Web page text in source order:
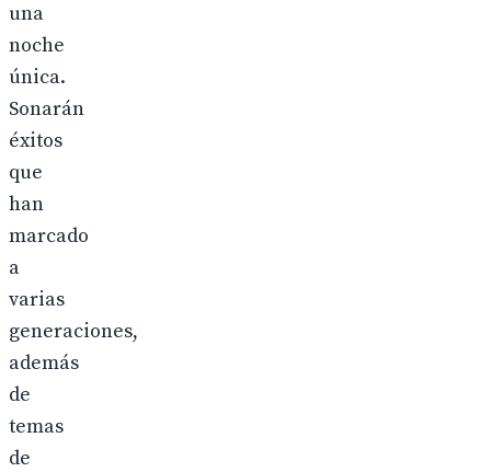
una
noche
única.
Sonarán
éxitos
que
han
marcado
a
varias
generaciones,
además
de
temas
de